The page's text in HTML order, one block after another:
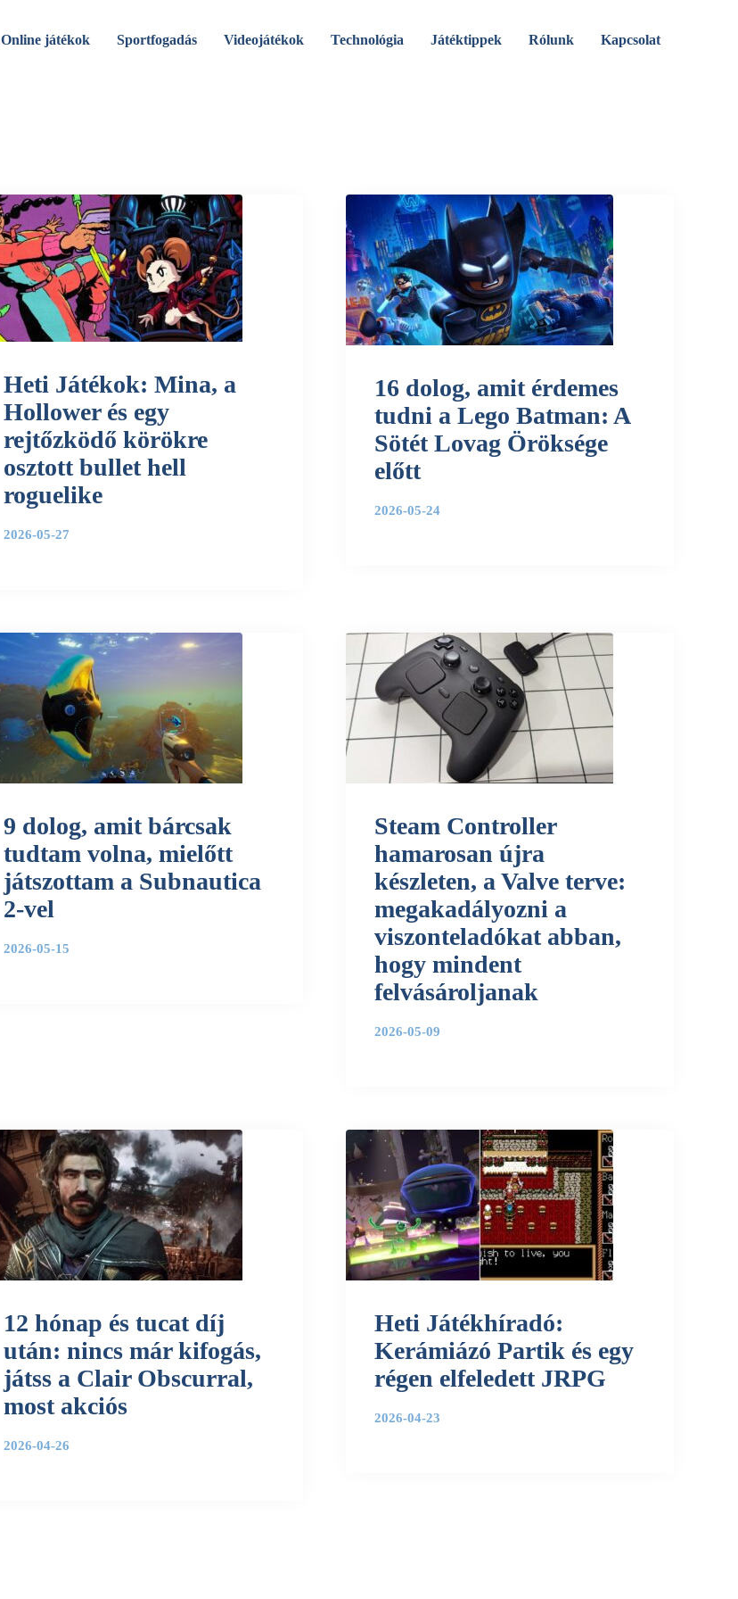
Online játékok Sportfogadás Videojátékok Technológia Játéktippek Rólunk Kapcsolat
Heti Játékok: Mina, a
Hollower és egy
rejtőzködő körökre
osztott bullet hell
roguelike
2026-05-27
16 dolog, amit érdemes
tudni a Lego Batman: A
Sötét Lovag Öröksége
előtt
2026-05-24
9 dolog, amit bárcsak
tudtam volna, mielőtt
játszottam a Subnautica
2-vel
2026-05-15
Steam Controller
hamarosan újra
készleten, a Valve terve:
megakadályozni a
viszonteladókat abban,
hogy mindent
felvásároljanak
2026-05-09
12 hónap és tucat díj
után: nincs már kifogás,
játss a Clair Obscurral,
most akciós
2026-04-26
Heti Játékhíradó:
Kerámiázó Partik és egy
régen elfeledett JRPG
2026-04-23